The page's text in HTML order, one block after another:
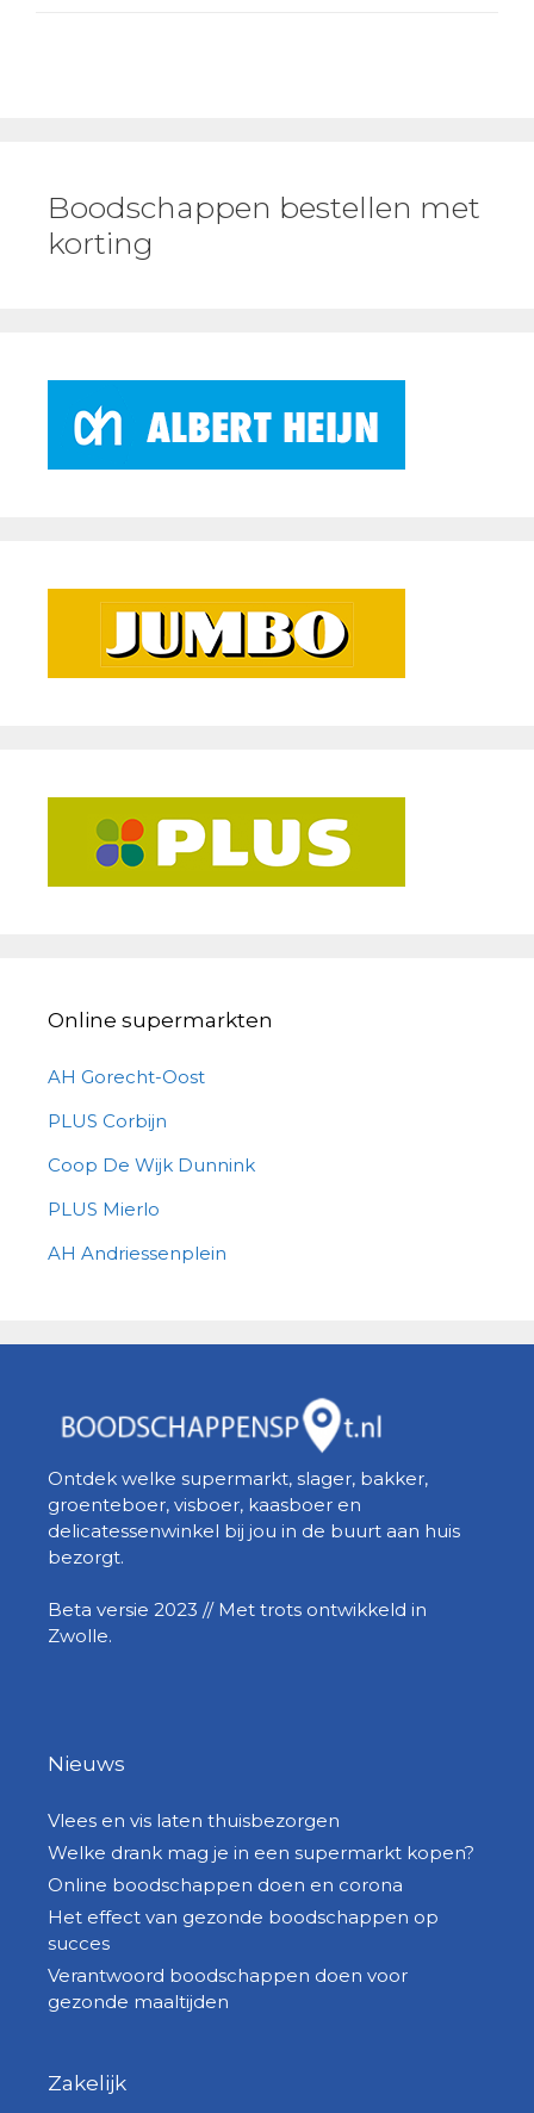
Boodschappen bestellen met
korting
Online supermarkten
AH Gorecht-Oost
PLUS Corbijn
Coop De Wijk Dunnink
PLUS Mierlo
AH Andriessenplein
Ontdek welke supermarkt, slager, bakker,
groenteboer, visboer, kaasboer en
delicatessenwinkel bij jou in de buurt aan huis
bezorgt.
Beta versie 2023 // Met trots ontwikkeld in
Zwolle.
Nieuws
Vlees en vis laten thuisbezorgen
Welke drank mag je in een supermarkt kopen?
Online boodschappen doen en corona
Het effect van gezonde boodschappen op
succes
Verantwoord boodschappen doen voor
gezonde maaltijden
Zakelijk